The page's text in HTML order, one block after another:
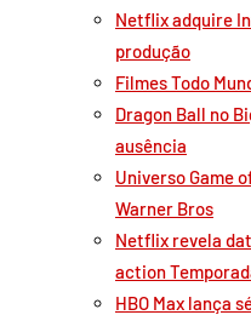
Netflix adquire
produção
Filmes Todo
Dragon Ball no
ausência
Universo Game
Warner Bros
Netflix revela
action
HBO Max lança